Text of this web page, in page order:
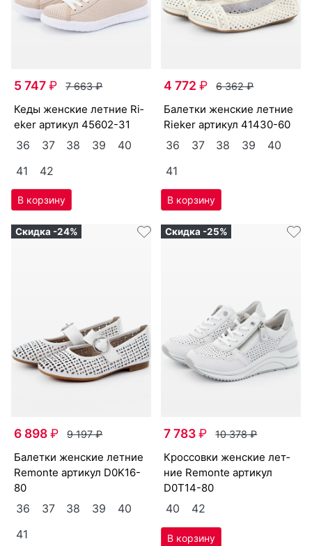
5 747₽ 7 663₽
ке­ды женс­кие лет­ние Ri­
eker артикул45602-31
36 37 38 39
40
41
42
4 772₽ 6 362₽
ба­лет­ки женс­кие лет­ние
Ri­eker артикул41430-60
36 37 38 39
40
41
Скидка -24%
6 898₽ 9 197₽
ба­лет­ки женс­кие лет­ние
Re­mon­te артикул D0K16-
80
36 37 38 39
40
41
Скидка -25%
7 783₽ 10 378₽
крос­совки женс­кие лет­
ние Re­mon­te артикул
D0T14-80
40 42